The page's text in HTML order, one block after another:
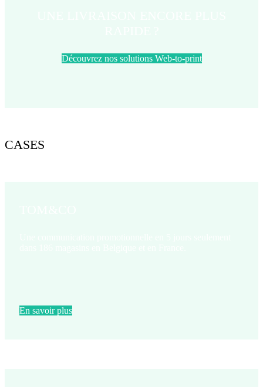
Découvrez nos solutions Web-to-print
CASES
En savoir plus